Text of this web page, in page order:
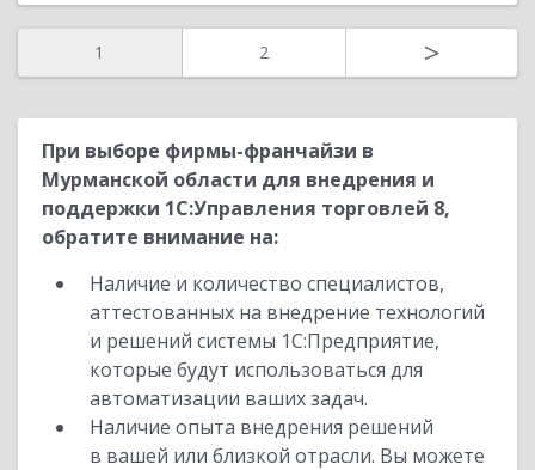
1 2 >
При выборе фирмы-франчайзи в
Мурманской области для внедрения и
поддержки 1С:Управления торговлей 8,
обратите внимание на:
Наличие и количество специалистов,
аттестованных на внедрение технологий
и решений системы 1С:Предприятие,
которые будут использоваться для
автоматизации ваших задач.
Наличие опыта внедрения решений
в вашей или близкой отрасли. Вы можете